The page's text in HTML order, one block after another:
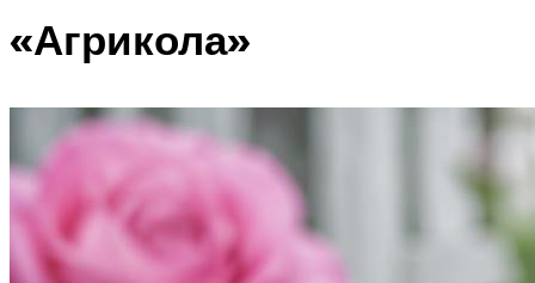
«Агрикола»